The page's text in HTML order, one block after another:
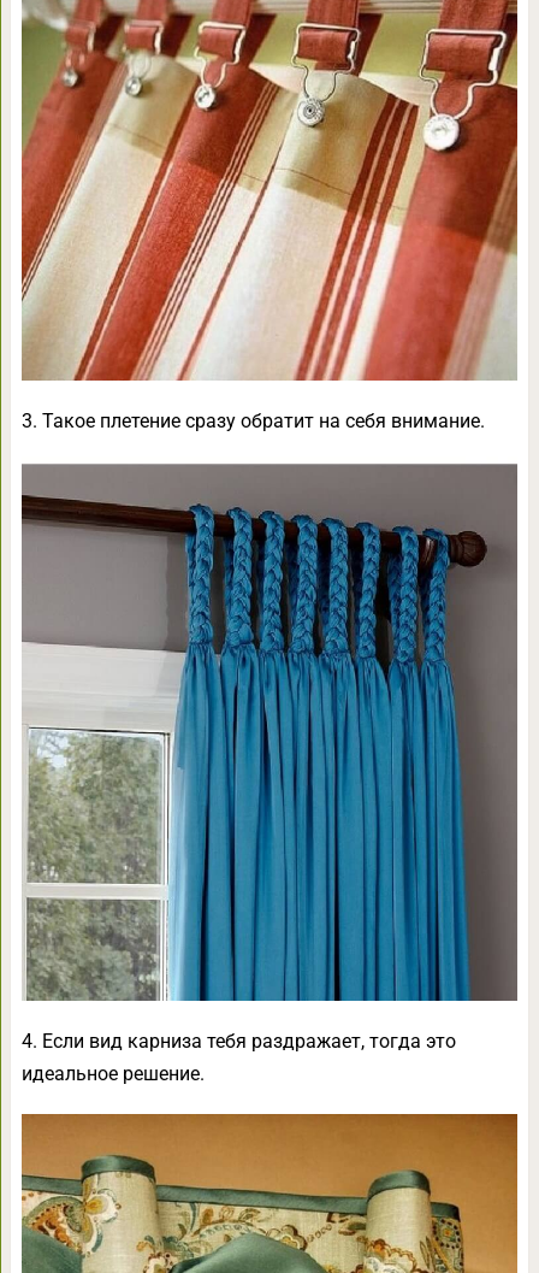
3. Такое плетение сразу обратит на себя внимание.
4. Если вид карниза тебя раздражает, тогда это
идеальное решение.